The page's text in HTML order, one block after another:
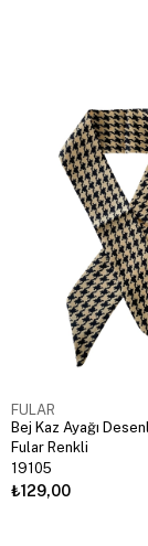
FULAR
Bej Kaz Ayağı
Fular Renkli
19105
₺129,00